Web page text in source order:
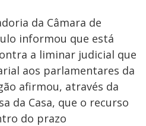
da Câmara de
informou que está
a liminar judicial que
aos parlamentares da
afirmou, através da
da Casa, que o recurso
do prazo